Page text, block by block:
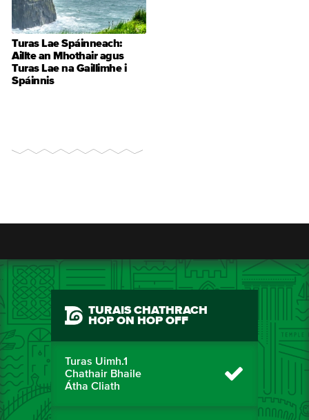
Turas Lae Spáinneach:
Aillte an Mhothair agus
Turas Lae na Gaillimhe i
Spáinnis
TURAIS CHATHRACH
HOP ON HOP OFF
Turas Uimh.1
Chathair Bhaile
Átha Cliath